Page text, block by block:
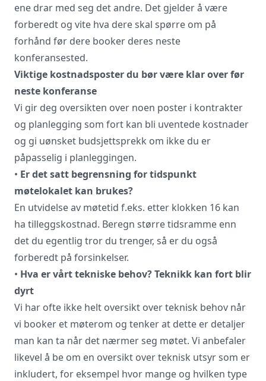
ene drar med seg det andre. Det gjelder å være
forberedt og vite hva dere skal spørre om på
forhånd før dere booker deres neste
konferansested.
Viktige kostnadsposter du bør være klar over før
neste konferanse
Vi gir deg oversikten over noen poster i kontrakter
og planlegging som fort kan bli uventede kostnader
og gi uønsket budsjettsprekk om ikke du er
påpasselig i planleggingen.
• Er det satt begrensning for tidspunkt
møtelokalet kan brukes?
En utvidelse av møtetid f.eks. etter klokken 16 kan
ha tilleggskostnad. Beregn større tidsramme enn
det du egentlig tror du trenger, så er du også
forberedt på forsinkelser.
• Hva er vårt tekniske behov? Teknikk kan fort blir
dyrt
Vi har ofte ikke helt oversikt over teknisk behov når
vi booker et møterom og tenker at dette er detaljer
man kan ta når det nærmer seg møtet. Vi anbefaler
likevel å be om en oversikt over teknisk utsyr som er
inkludert, for eksempel hvor mange og hvilken type
Vi innhenter uforpliktende tilbud, gir
betingelser, bestiller på ønsket sted,
gjennomgår kontrakt og følger opp
viktige frister. Tjenesten er kostnadsfri
for deg som kunde, og det er ingen
påslag i prisene.
LUKK VINDU SEND FORESPØRSEL